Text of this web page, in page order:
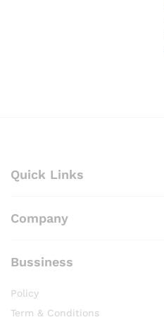
Quick Links
Company
Bussiness
Policy
Term & Conditions